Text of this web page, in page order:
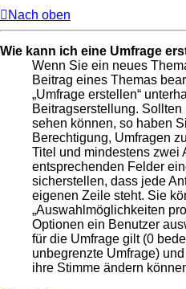
Nach oben
Wie kann ich eine Umfrage
Wenn Sie ein neues
Beitrag eines Themas
„Umfrage erstellen“
Beitragserstellung.
sehen können, so haben
Berechtigung, Umfragen
Titel und mindestens zwei
entsprechenden Felder
sicherstellen, dass jede
eigenen Zeile steht. Sie
„Auswahlmöglichkeiten
Optionen ein Benutzer
für die Umfrage gilt (0
unbegrenzte Umfrage)
ihre Stimme ändern